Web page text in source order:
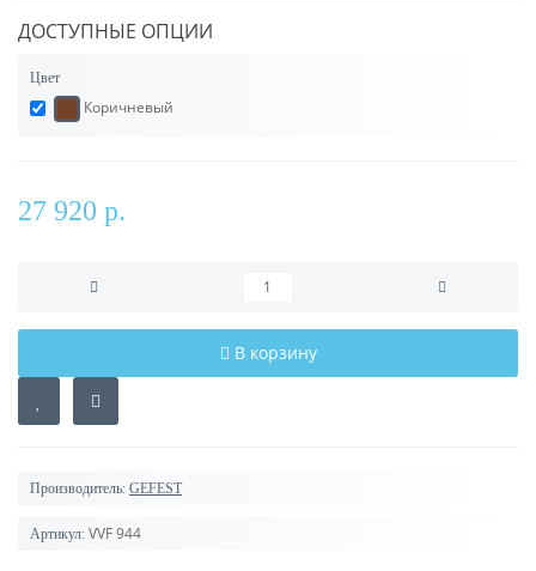
ДОСТУПНЫЕ ОПЦИИ
Цвет
Коричневый
27 920 р.
В корзину
Производитель: GEFEST
Артикул: VVF 944